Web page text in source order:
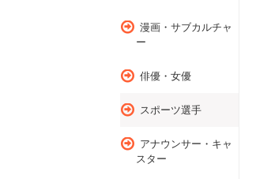
漫画・サブカルチャ
ー
俳優・女優
スポーツ選手
アナウンサー・キャ
スター